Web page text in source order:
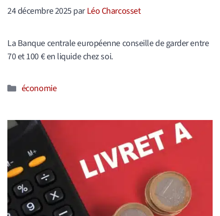
24 décembre 2025 parLéo Charcosset
La Banque centrale européenne conseille de garder entre
70 et 100 € en liquide chez soi.
Catégories
économie